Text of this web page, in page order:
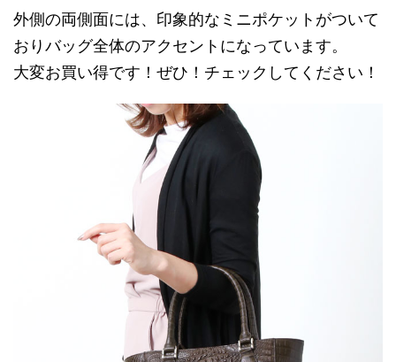
外側の両側面には、印象的なミニポケットがついて
おりバッグ全体のアクセントになっています。
大変お買い得です！ぜひ！チェックしてください！